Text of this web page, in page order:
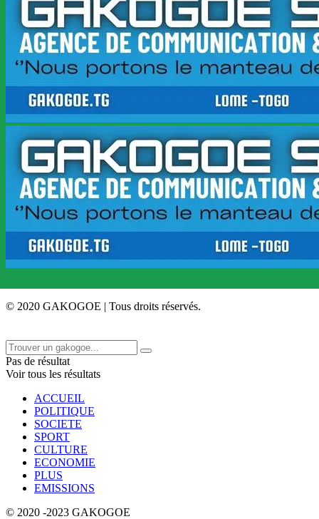
© 2020 GAKOGOE | Tous droits réservés.
Pas de résultat
Voir tous les résultats
ACCUEIL
POLITIQUE
SOCIETE
SPORT
CULTURE
ECONOMIE
PLUS
EMISSIONS
© 2020 -2023 GAKOGOE